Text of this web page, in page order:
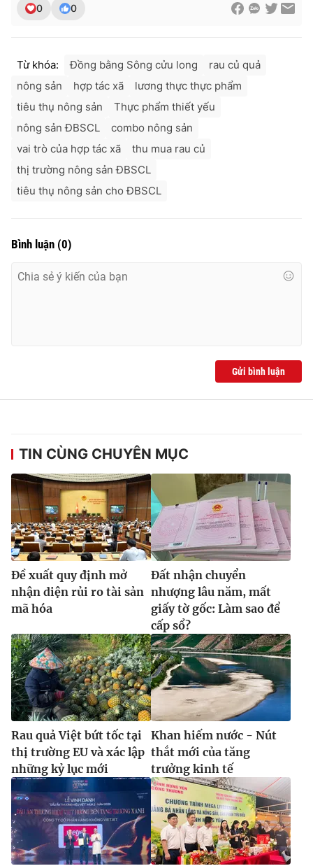
0 0
Từ khóa: Đồng bằng Sông cửu long
rau củ quả
nông sản
hợp tác xã
lương thực thực phẩm
tiêu thụ nông sản
Thực phẩm thiết yếu
nông sản ĐBSCL
combo nông sản
vai trò của hợp tác xã
thu mua rau củ
thị trường nông sản ĐBSCL
tiêu thụ nông sản cho ĐBSCL
Bình luận (0)
Gửi bình luận
TIN CÙNG CHUYÊN MỤC
Ðề xuất quy định mở
nhận diện rủi ro tài sản
mã hóa
Đất nhận chuyển
nhượng lâu năm, mất
giấy tờ gốc: Làm sao để
cấp sổ?
Rau quả Việt bứt tốc tại
thị trường EU và xác lập
những kỷ lục mới
Khan hiếm nước - Nút
thắt mới của tăng
trưởng kinh tế